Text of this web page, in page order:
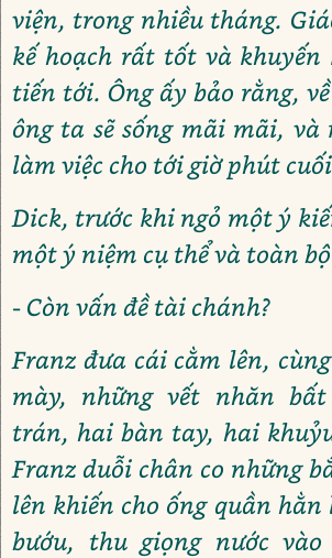
viện, trong nhiều tháng.
kế hoạch rất tốt và
tiến tới. Ông ấy bảo rằng,
ông ta sẽ sống mãi mãi, và
làm việc cho tới giờ phút
Dick, trước khi ngỏ một ý
một ý niệm cụ thể và toàn
- Còn vấn đề tài chánh?
Franz đưa cái cằm lên,
mày, những vết nhăn
trán, hai bàn tay, hai
Franz duỗi chân co những
lên khiến cho ống quần
bướu, thu giọng nước